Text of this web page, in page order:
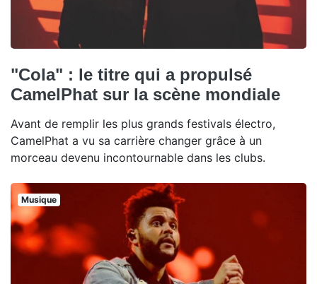
"Cola" : le titre qui a propulsé
CamelPhat sur la scène mondiale
Avant de remplir les plus grands festivals électro,
CamelPhat a vu sa carrière changer grâce à un
morceau devenu incontournable dans les clubs.
Musique